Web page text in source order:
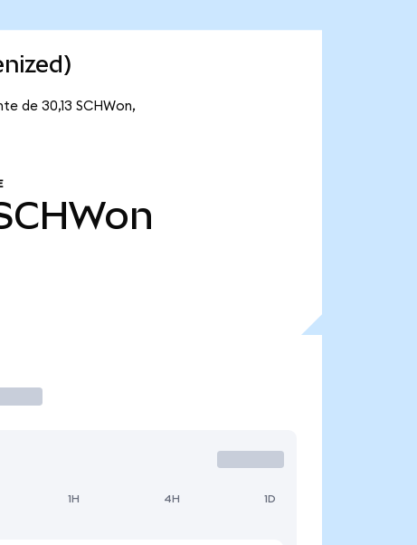
de 30,13 SCHWon,
1H 4H 1D